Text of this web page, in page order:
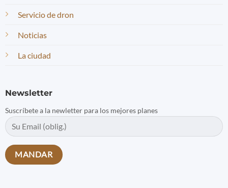
Servicio de dron
Noticias
La ciudad
Newsletter
Suscríbete a la newletter para los mejores planes